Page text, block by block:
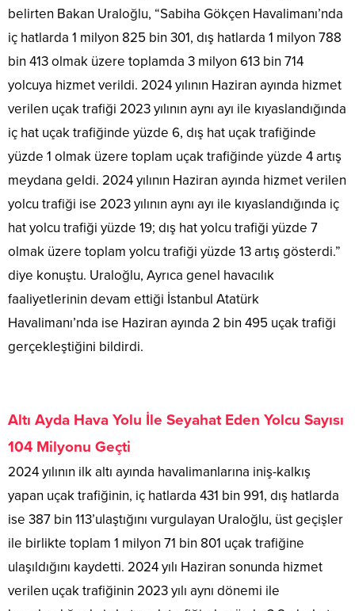
belirten Bakan Uraloğlu, “Sabiha Gökçen Havalimanı’nda
iç hatlarda 1 milyon 825 bin 301, dış hatlarda 1 milyon 788
bin 413 olmak üzere toplamda 3 milyon 613 bin 714
yolcuya hizmet verildi. 2024 yılının Haziran ayında hizmet
verilen uçak trafiği 2023 yılının aynı ayı ile kıyaslandığında
iç hat uçak trafiğinde yüzde 6, dış hat uçak trafiğinde
yüzde 1 olmak üzere toplam uçak trafiğinde yüzde 4 artış
meydana geldi. 2024 yılının Haziran ayında hizmet verilen
yolcu trafiği ise 2023 yılının aynı ayı ile kıyaslandığında iç
hat yolcu trafiği yüzde 19; dış hat yolcu trafiği yüzde 7
olmak üzere toplam yolcu trafiği yüzde 13 artış gösterdi.”
diye konuştu. Uraloğlu, Ayrıca genel havacılık
faaliyetlerinin devam ettiği İstanbul Atatürk
Havalimanı’nda ise Haziran ayında 2 bin 495 uçak trafiği
gerçekleştiğini bildirdi.
Altı Ayda Hava Yolu İle Seyahat Eden Yolcu Sayısı
104 Milyonu Geçti
2024 yılının ilk altı ayında havalimanlarına iniş-kalkış
yapan uçak trafiğinin, iç hatlarda 431 bin 991, dış hatlarda
ise 387 bin 113’ulaştığını vurgulayan Uraloğlu, üst geçişler
ile birlikte toplam 1 milyon 71 bin 801 uçak trafiğine
ulaşıldığını kaydetti. 2024 yılı Haziran sonunda hizmet
verilen uçak trafiğinin 2023 yılı aynı dönemi ile